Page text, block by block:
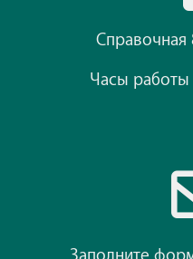
Справочная
Часы работы